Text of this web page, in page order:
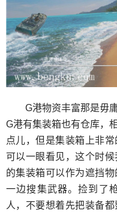
G港物资丰富那是毋
G港有集装箱也有仓库，
点儿，但是集装箱上非
可以一眼看见，这个时
的集装箱可以作为遮挡物
一边搜集武器。捡到了
人，不要想着先把装备